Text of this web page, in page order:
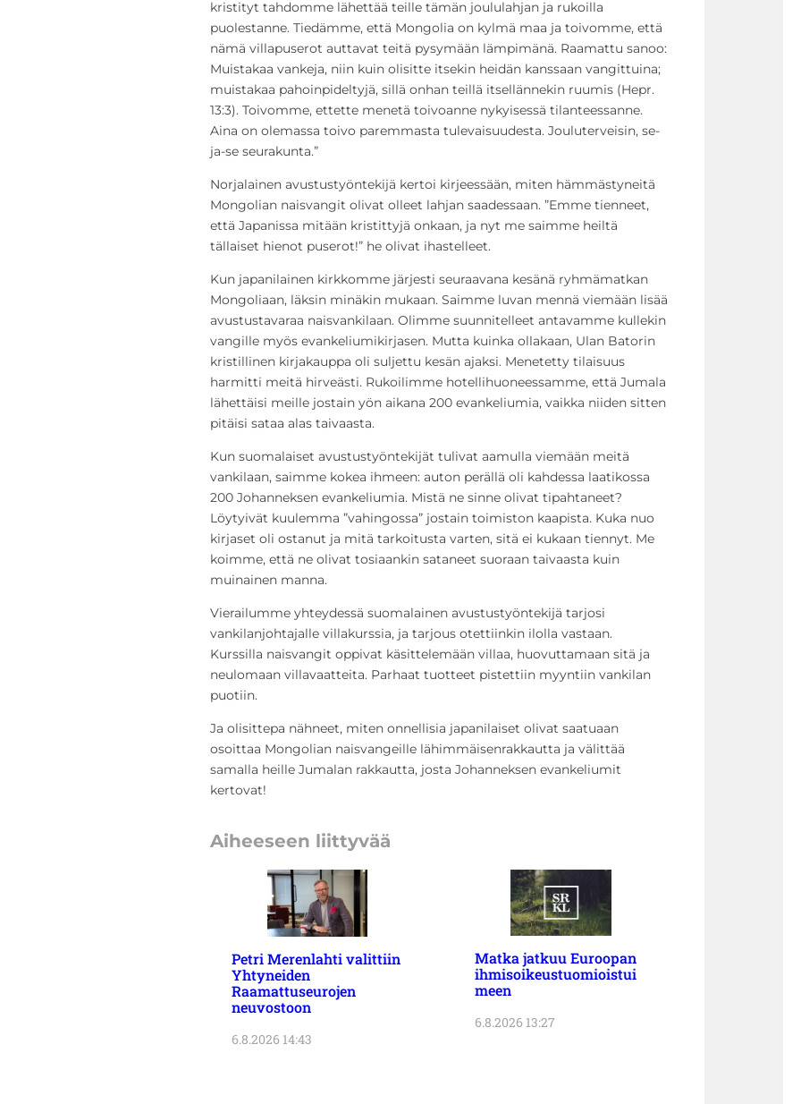
kristityt tahdomme lähettää teille tämän joululahjan ja rukoilla
puolestanne. Tiedämme, että Mongolia on kylmä maa ja toivomme, että
nämä villapuserot auttavat teitä pysymään lämpimänä. Raamattu sanoo:
Muistakaa vankeja, niin kuin olisitte itsekin heidän kanssaan vangittuina;
muistakaa pahoinpideltyjä, sillä onhan teillä itsellännekin ruumis (Hepr.
13:3). Toivomme, ettette menetä toivoanne nykyisessä tilanteessanne.
Aina on olemassa toivo paremmasta tulevaisuudesta. Jouluterveisin, se-
ja-se seurakunta.”
Norjalainen avustustyöntekijä kertoi kirjeessään, miten hämmästyneitä
Mongolian naisvangit olivat olleet lahjan saadessaan. ”Emme tienneet,
että Japanissa mitään kristittyjä onkaan, ja nyt me saimme heiltä
tällaiset hienot puserot!” he olivat ihastelleet.
Kun japanilainen kirkkomme järjesti seuraavana kesänä ryhmämatkan
Mongoliaan, läksin minäkin mukaan. Saimme luvan mennä viemään lisää
avustustavaraa naisvankilaan. Olimme suunnitelleet antavamme kullekin
vangille myös evankeliumikirjasen. Mutta kuinka ollakaan, Ulan Batorin
kristillinen kirjakauppa oli suljettu kesän ajaksi. Menetetty tilaisuus
harmitti meitä hirveästi. Rukoilimme hotellihuoneessamme, että Jumala
lähettäisi meille jostain yön aikana 200 evankeliumia, vaikka niiden sitten
pitäisi sataa alas taivaasta.
Kun suomalaiset avustustyöntekijät tulivat aamulla viemään meitä
vankilaan, saimme kokea ihmeen: auton perällä oli kahdessa laatikossa
200 Johanneksen evankeliumia. Mistä ne sinne olivat tipahtaneet?
Löytyivät kuulemma ”vahingossa” jostain toimiston kaapista. Kuka nuo
kirjaset oli ostanut ja mitä tarkoitusta varten, sitä ei kukaan tiennyt. Me
koimme, että ne olivat tosiaankin sataneet suoraan taivaasta kuin
muinainen manna.
Vierailumme yhteydessä suomalainen avustustyöntekijä tarjosi
vankilanjohtajalle villakurssia, ja tarjous otettiinkin ilolla vastaan.
Kurssilla naisvangit oppivat käsittelemään villaa, huovuttamaan sitä ja
neulomaan villavaatteita. Parhaat tuotteet pistettiin myyntiin vankilan
puotiin.
Ja olisittepa nähneet, miten onnellisia japanilaiset olivat saatuaan
osoittaa Mongolian naisvangeille lähimmäisenrakkautta ja välittää
samalla heille Jumalan rakkautta, josta Johanneksen evankeliumit
kertovat!
Aiheeseen liittyvää
Petri Merenlahti valittiin
Yhtyneiden
Raamattuseurojen
neuvostoon
6.8.2026 14:43
Matka jatkuu Euroopan
ihmisoikeustuomioistui
meen
6.8.2026 13:27